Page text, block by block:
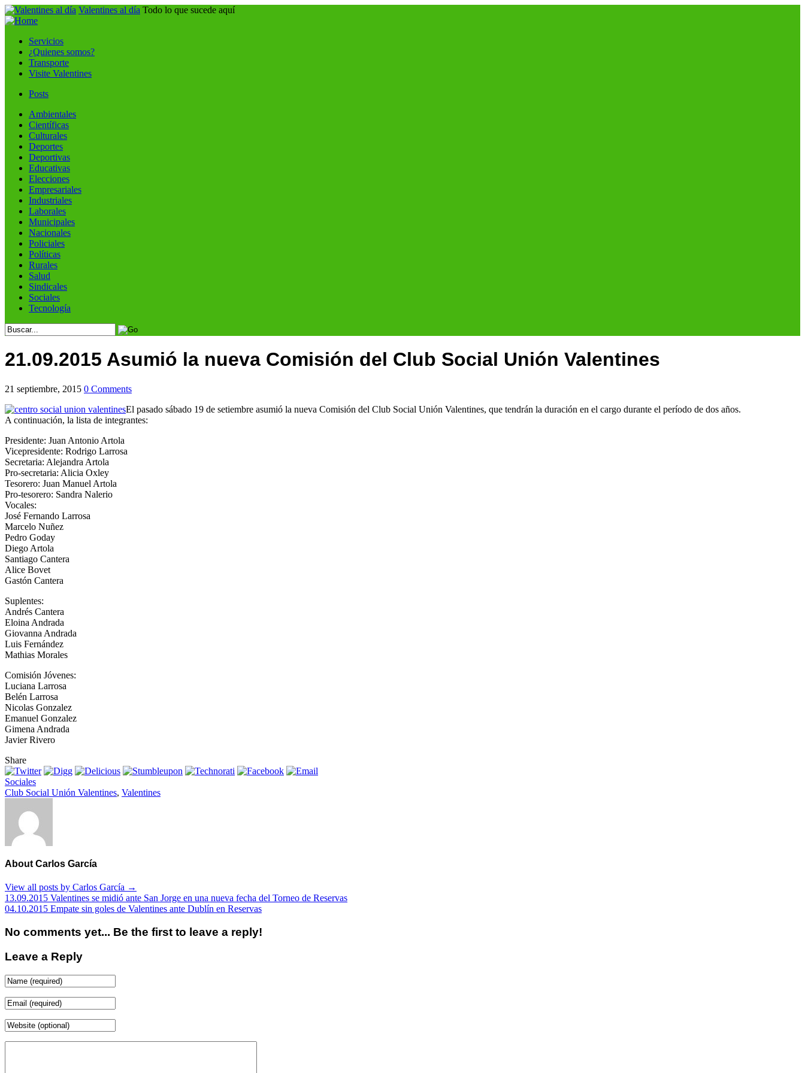
Valentines al día Todo lo que sucede aquí
Servicios
¿Quienes somos?
Transporte
Visite Valentines
Posts
Ambientales
Científicas
Culturales
Deportes
Deportivas
Educativas
Elecciones
Empresariales
Industriales
Laborales
Municipales
Nacionales
Policiales
Políticas
Rurales
Salud
Sindicales
Sociales
Tecnología
21.09.2015 Asumió la nueva Comisión del Club Social Unión Valentines
21 septiembre, 2015 0 Comments
El pasado sábado 19 de setiembre asumió la nueva Comisión del Club Social Unión Valentines, que tendrán la duración en el cargo durante el período de dos años.
A continuación, la lista de integrantes:
Presidente: Juan Antonio Artola
Vicepresidente: Rodrigo Larrosa
Secretaria: Alejandra Artola
Pro-secretaria: Alicia Oxley
Tesorero: Juan Manuel Artola
Pro-tesorero: Sandra Nalerio
Vocales:
José Fernando Larrosa
Marcelo Nuñez
Pedro Goday
Diego Artola
Santiago Cantera
Alice Bovet
Gastón Cantera
Suplentes:
Andrés Cantera
Eloina Andrada
Giovanna Andrada
Luis Fernández
Mathias Morales
Comisión Jóvenes:
Luciana Larrosa
Belén Larrosa
Nicolas Gonzalez
Emanuel Gonzalez
Gimena Andrada
Javier Rivero
Share
Sociales
Club Social Unión Valentines, Valentines
About Carlos García
View all posts by Carlos García →
13.09.2015 Valentines se midió ante San Jorge en una nueva fecha del Torneo de Reservas
04.10.2015 Empate sin goles de Valentines ante Dublín en Reservas
No comments yet... Be the first to leave a reply!
Leave a Reply